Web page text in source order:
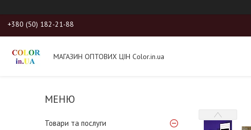
+380 (50) 182-21-88
МАГАЗИН ОПТОВИХ ЦІН Color.in.ua
Товари та послуги